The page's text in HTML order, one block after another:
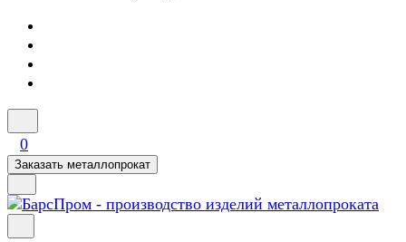
0
Заказать металлопрокат